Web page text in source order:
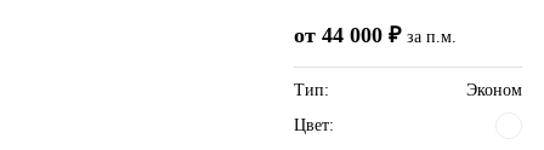
от 44 000 ₽ за п.м.
Тип:
Эконом
Цвет: